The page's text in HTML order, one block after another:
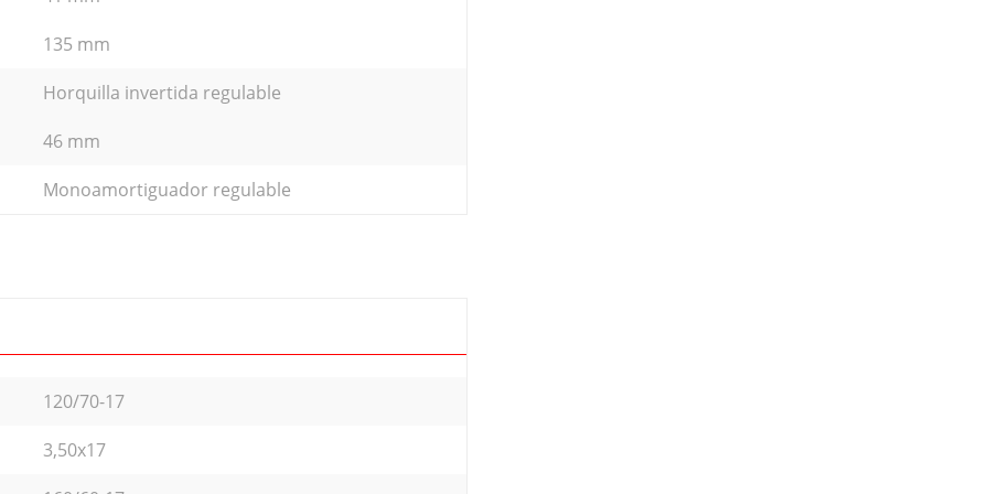
135 mm
Horquilla invertida regulable
46 mm
Monoamortiguador regulable
120/70-17
3,50x17